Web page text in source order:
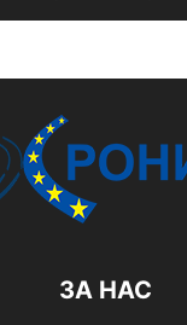
ЗА НАС